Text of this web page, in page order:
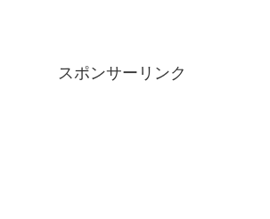
スポンサーリンク